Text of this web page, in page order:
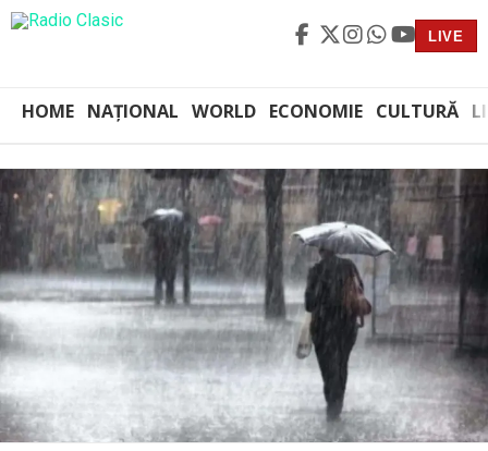
LIVE
HOME NAȚIONAL WORLD ECONOMIE CULTURĂ